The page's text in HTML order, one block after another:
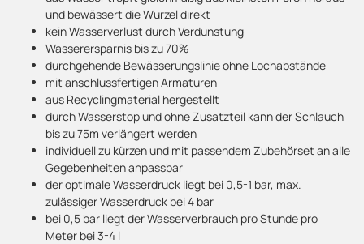
und bewässert die Wurzel direkt
kein Wasserverlust durch Verdunstung
Wasserersparnis bis zu 70%
durchgehende Bewässerungslinie ohne Lochabstände
mit anschlussfertigen Armaturen
aus Recyclingmaterial hergestellt
durch Wasserstop und ohne Zusatzteil kann der Schlauch
bis zu 75m verlängert werden
individuell zu kürzen und mit passendem Zubehörset an alle
Gegebenheiten anpassbar
der optimale Wasserdruck liegt bei 0,5-1 bar, max.
zulässiger Wasserdruck bei 4 bar
bei 0,5 bar liegt der Wasserverbrauch pro Stunde pro
Meter bei 3-4 l